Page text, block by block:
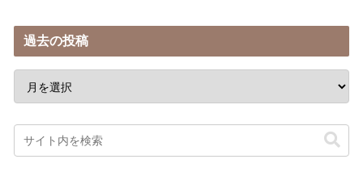
過去の投稿